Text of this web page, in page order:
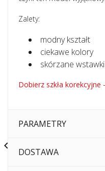
PARAMETRY
DOSTAWA
Zalety:
modny kształt
ciekawe kolory
skórzane wstawki
Dobierz szkła korekcyjne
